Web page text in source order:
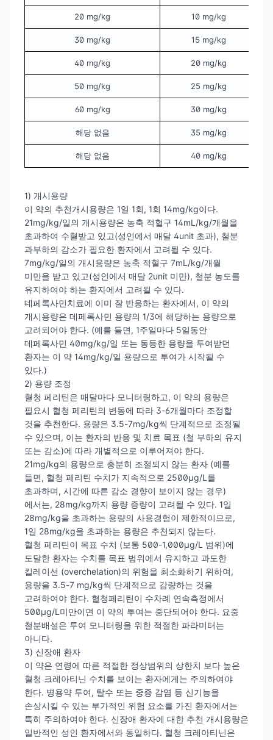
20 mg/kg 10 mg/kg
30 mg/kg 15 mg/kg
40 mg/kg 20 mg/kg
50 mg/kg 25 mg/kg
60 mg/kg 30 mg/kg
해당 없음 35 mg/kg
해당 없음 40 mg/kg
1) 개시용량
이 약의 추천개시용량은 1일 1회, 1회 14mg/kg이다.
21mg/kg/일의 개시용량은 농축 적혈구 14mL/kg/개월을
초과하여 수혈받고 있고(성인에서 매달 4unit 초과), 철분
과부하의 감소가 필요한 환자에서 고려될 수 있다.
7mg/kg/일의 개시용량은 농축 적혈구 7mL/kg/개월
미만을 받고 있고(성인에서 매달 2unit 미만), 철분 농도를
유지하여야 하는 환자에서 고려될 수 있다.
데페록사민치료에 이미 잘 반응하는 환자에서, 이 약의
개시용량은 데페록사민 용량의 1/3에 해당하는 용량으로
고려되어야 한다. (예를 들면, 1주일마다 5일동안
데페록사민 40mg/kg/일 또는 동등한 용량을 투여받던
환자는 이 약 14mg/kg/일 용량으로 투여가 시작될 수
있다.)
2) 용량 조정
혈청 페리틴은 매달마다 모니터링하고, 이 약의 용량은
필요시 혈청 페리틴의 변동에 따라 3-6개월마다 조정할
것을 추천한다. 용량은 3.5-7mg/kg씩 단계적으로 조정될
수 있으며, 이는 환자의 반응 및 치료 목표 (철 부하의 유지
또는 감소)에 따라 개별적으로 이루어져야 한다.
21mg/kg의 용량으로 충분히 조절되지 않는 환자 (예를
들면, 혈청 페리틴 수치가 지속적으로 2500μg/L를
초과하며, 시간에 따른 감소 경향이 보이지 않는 경우)
에서는, 28mg/kg까지 용량 증량이 고려될 수 있다. 1일
28mg/kg을 초과하는 용량의 사용경험이 제한적이므로,
1일 28mg/kg을 초과하는 용량은 추천되지 않는다.
혈청 페리틴이 목표 수치 (보통 500-1,000μg/L 범위)에
도달한 환자는 수치를 목표 범위에서 유지하고 과도한
킬레이션 (overchelation)의 위험을 최소화하기 위하여,
용량을 3.5-7 mg/kg씩 단계적으로 감량하는 것을
고려하여야 한다. 혈청페리틴이 수차례 연속측정에서
500μg/L미만이면 이 약의 투여는 중단되어야 한다. 요중
철분배설은 투여 모니터링을 위한 적절한 파라미터는
아니다.
3) 신장애 환자
이 약은 연령에 따른 적절한 정상범위의 상한치 보다 높은
혈청 크레아티닌 수치를 보이는 환자에게는 주의하여야
한다. 병용약 투여, 탈수 또는 중증 감염 등 신기능을
손상시킬 수 있는 부가적인 위험 요소를 가진 환자에서는
특히 주의하여야 한다. 신장애 환자에 대한 추천 개시용량은
일반적인 성인 환자에서와 동일하다. 혈청 크레아티닌은